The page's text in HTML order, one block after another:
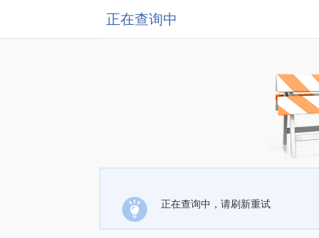
正在查询中
正在查询中，请刷新重试